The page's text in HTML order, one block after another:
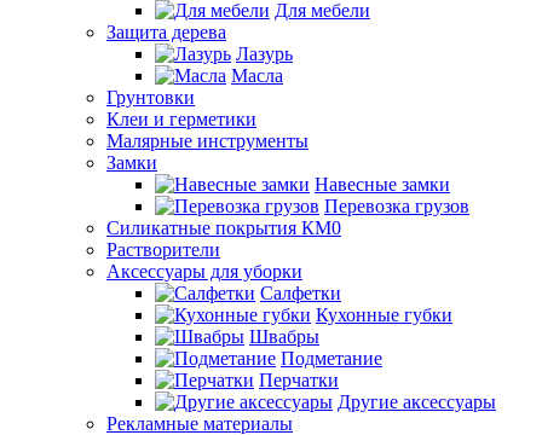
Для мебели
Защита дерева
Лазурь
Масла
Грунтовки
Клеи и герметики
Малярные инструменты
Замки
Навесные замки
Перевозка грузов
Силикатные покрытия КМ0
Растворители
Аксессуары для уборки
Салфетки
Кухонные губки
Швабры
Подметание
Перчатки
Другие аксессуары
Рекламные материалы